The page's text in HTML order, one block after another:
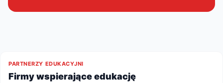
PARTNERZY EDUKACYJNI
Firmy wspierające edukację